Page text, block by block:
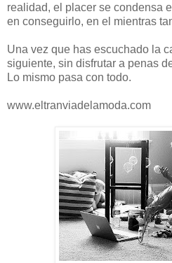
realidad, el placer se condensa
en conseguirlo, en el mientras
Una vez que has escuchado la
siguiente, sin disfrutar a penas
Lo mismo pasa con todo.
www.eltranviadelamoda.com